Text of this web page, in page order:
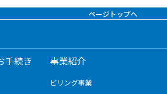
ページトップへ
手続き 事業紹介
ビリング事業